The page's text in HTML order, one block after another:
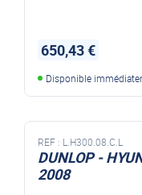
650,43 €
Disponible
REF : L.H300.08.C.L
DUNLOP -
2008